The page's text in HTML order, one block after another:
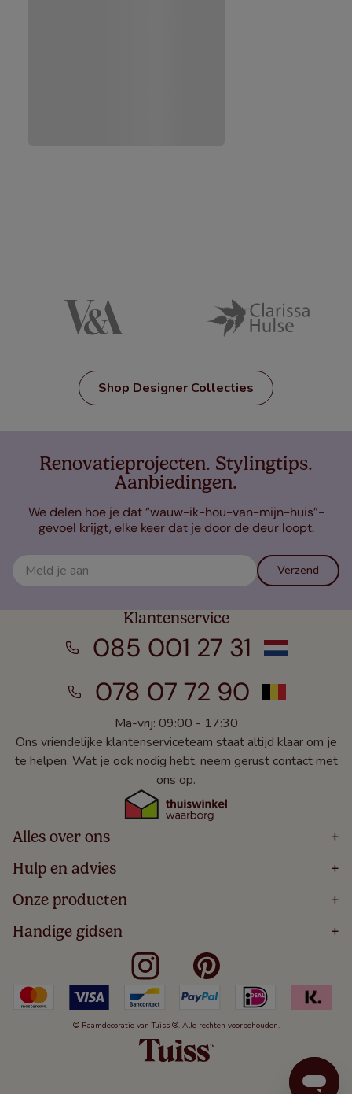
Shop Designer Collecties
Renovatieprojecten. Stylingtips.
Aanbiedingen.
We delen hoe je dat “wauw-ik-hou-van-mijn-huis”-
gevoel krijgt, elke keer dat je door de deur loopt.
Verzend
Klantenservice
085 001 27 31
078 07 72 90
Ma-vrij: 09:00 - 17:30
Ons vriendelijke klantenserviceteam staat altijd klaar om je
te helpen. Wat je ook nodig hebt, neem gerust contact met
ons op.
Alles over ons +
Home
Over
Bestellen
Winacties
Veelgestelde Vragen
Hulp en advies +
Volg Je Bestelling
Levering
5 Jaar Garantie
Algemene Voorwaarden
Kindveiligheid
Cookies
Herroepingsrecht
Onze producten +
Houten Jaloezieën
Rolgordijnen
Verticale Jaloezieën
Duo Rolgordijnen
Duo Plisségordijnen
Handige gidsen +
Meten Voor Raamdecoratie
Badkamer Raamdecoratie
Slaapkamer Raamdecoratie
Keuken Raamdecoratie
De Jaloezieën Gids
Jaloezieënwoordenboek
© Raamdecoratie van Tuiss ®. Alle rechten voorbehouden.